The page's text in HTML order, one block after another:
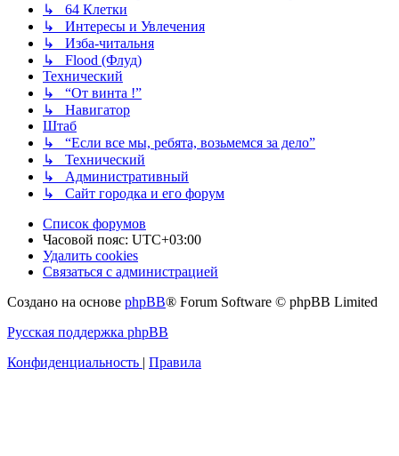
↳ 64 Клетки
↳ Интересы и Увлечения
↳ Изба-читальня
↳ Flood (Флуд)
Технический
↳ “От винта !”
↳ Навигатор
Штаб
↳ “Если все мы, ребята, возьмемся за дело”
↳ Технический
↳ Административный
↳ Сайт городка и его форум
Список форумов
Часовой пояс: UTC+03:00
Удалить cookies
Связаться с администрацией
Создано на основе phpBB® Forum Software © phpBB Limited
Русская поддержка phpBB
Конфиденциальность | Правила